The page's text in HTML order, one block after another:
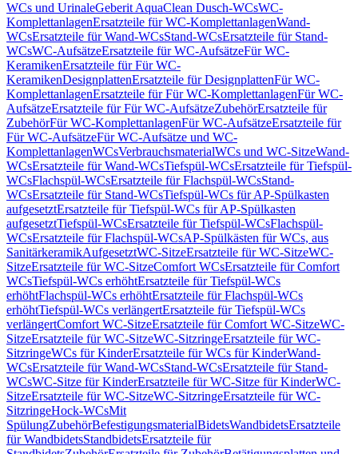
WCs und UrinaleGeberit AquaClean Dusch-WCsWC-
KomplettanlagenErsatzteile für WC-KomplettanlagenWand-
WCsErsatzteile für Wand-WCsStand-WCsErsatzteile für Stand-
WCsWC-AufsätzeErsatzteile für WC-AufsätzeFür WC-
KeramikenErsatzteile für Für WC-
KeramikenDesignplattenErsatzteile für DesignplattenFür WC-
KomplettanlagenErsatzteile für Für WC-KomplettanlagenFür WC-
AufsätzeErsatzteile für Für WC-AufsätzeZubehörErsatzteile für
ZubehörFür WC-KomplettanlagenFür WC-AufsätzeErsatzteile für
Für WC-AufsätzeFür WC-Aufsätze und WC-
KomplettanlagenWCsVerbrauchsmaterialWCs und WC-SitzeWand-
WCsErsatzteile für Wand-WCsTiefspül-WCsErsatzteile für Tiefspül-
WCsFlachspül-WCsErsatzteile für Flachspül-WCsStand-
WCsErsatzteile für Stand-WCsTiefspül-WCs für AP-Spülkasten
aufgesetztErsatzteile für Tiefspül-WCs für AP-Spülkasten
aufgesetztTiefspül-WCsErsatzteile für Tiefspül-WCsFlachspül-
WCsErsatzteile für Flachspül-WCsAP-Spülkästen für WCs, aus
SanitärkeramikAufgesetztWC-SitzeErsatzteile für WC-SitzeWC-
SitzeErsatzteile für WC-SitzeComfort WCsErsatzteile für Comfort
WCsTiefspül-WCs erhöhtErsatzteile für Tiefspül-WCs
erhöhtFlachspül-WCs erhöhtErsatzteile für Flachspül-WCs
erhöhtTiefspül-WCs verlängertErsatzteile für Tiefspül-WCs
verlängertComfort WC-SitzeErsatzteile für Comfort WC-SitzeWC-
SitzeErsatzteile für WC-SitzeWC-SitzringeErsatzteile für WC-
SitzringeWCs für KinderErsatzteile für WCs für KinderWand-
WCsErsatzteile für Wand-WCsStand-WCsErsatzteile für Stand-
WCsWC-Sitze für KinderErsatzteile für WC-Sitze für KinderWC-
SitzeErsatzteile für WC-SitzeWC-SitzringeErsatzteile für WC-
SitzringeHock-WCsMit
SpülungZubehörBefestigungsmaterialBidetsWandbidetsErsatzteile
für WandbidetsStandbidetsErsatzteile für